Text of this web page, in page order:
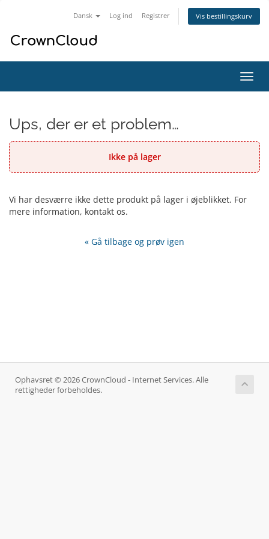
Dansk Log ind Registrer Vis bestillingskurv
Skift
Ups, der er et problem…
Ikke på lager
Vi har desværre ikke dette produkt på lager i øjeblikket. For
mere information, kontakt os.
« Gå tilbage og prøv igen
Ophavsret © 2026 CrownCloud - Internet Services. Alle
rettigheder forbeholdes.